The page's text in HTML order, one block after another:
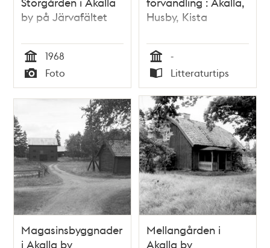
by på Järvafältet
Tid
1968
Typ
Foto
Husby, Kista
Tid
-
Typ
Litteraturtips
Magasinsbyggnader
i Akalla by
Mellangården i
Akalla by